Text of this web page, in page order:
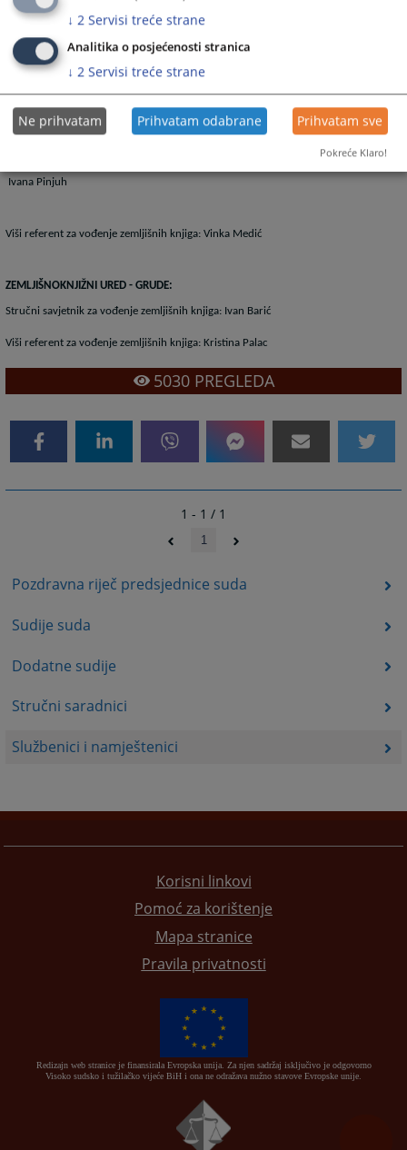
Pozdravna riječ predsjednice suda
Sudije suda
Dodatne sudije
Stručni saradnici
Službenici i namještenici
ZEMLJIŠNOKNJIŽNI URED - LJUBUŠKI:
Rukovoditelj zemljišnoknjižnog ureda: Ivana Bajto
Stručni suradnik za vođenje zemljišnih knjiga
Marija Miličević
Ivana Pinjuh
Viši referent za vođenje zemljišnih knjiga: Vinka Medić
ZEMLJIŠNOKNJIŽNI URED - GRUDE:
Stručni savjetnik za vođenje zemljišnih knjiga: Ivan Barić
Viši referent za vođenje zemljišnih knjiga: Kristina Palac
5030PREGLEDA
1 - 1 / 1
1
Korisni linkovi
Pomoć za korištenje
Mapa stranice
Pravila privatnosti
Redizajn web stranice je finansirala Evropska unija. Za njen sadržaj isključivo je odgovorno
Visoko sudsko i tužilačko vijeće BiH i ona ne odražava nužno stavove Evropske unije.
↓ 2 Servisi treće strane
Analitika o posjećenosti stranica
↓ 2 Servisi treće strane
Ne prihvatam Prihvatam odabrane Prihvatam sve
Pokreće Klaro!